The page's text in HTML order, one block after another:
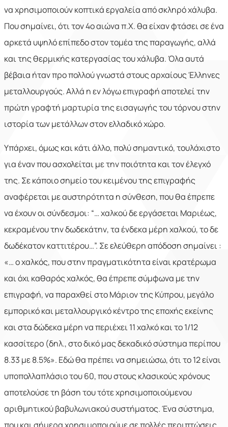
να χρησιμοποιούν κοπτικά εργαλεία από σκληρό χάλυβα.
Που σημαίνει, ότι τον 4ο αιώνα π.Χ. θα είχαν φτάσει σε ένα
αρκετά υψηλό επίπεδο στον τομέα της παραγωγής, αλλά
και της θερμικής κατεργασίας του χάλυβα. Όλα αυτά
βέβαια ήταν προ πολλού γνωστά στους αρχαίους Έλληνες
μεταλλουργούς. Αλλά η εν λόγω επιγραφή αποτελεί την
πρώτη γραφτή μαρτυρία της εισαγωγής του τόρνου στην
ιστορία των μετάλλων στον ελλαδικό χώρο.
Υπάρχει, όμως και κάτι άλλο, πολύ σημαντικό, τουλάχιστο
για έναν που ασχολείται με την ποιότητα και τον έλεγχό
της. Σε κάποιο σημείο του κειμένου της επιγραφής
αναφέρεται με αυστηρότητα η σύνθεση, που θα έπρεπε
να έχουν οι σύνδεσμοι: “… χαλκού δε εργάσεται Μαριέως,
κεκραμένου την δωδεκάτην, τα ένδεκα μέρη χαλκού, το δε
δωδέκατον καττιτέρου…”. Σε ελεύθερη απόδοση σημαίνει :
«… ο χαλκός, που στην πραγματικότητα είναι κρατέρωμα
και όχι καθαρός χαλκός, θα έπρεπε σύμφωνα με την
επιγραφή, να παραχθεί στο Μάριον της Κύπρου, μεγάλο
εμπορικό και μεταλλουργικό κέντρο της εποχής εκείνης
και στα δώδεκα μέρη να περιέχει 11 χαλκό και το 1/12
κασσίτερο (δηλ., στο δικό μας δεκαδικό σύστημα περίπου
8.33 με 8.5%». Εδώ θα πρέπει να σημειώσω, ότι το 12 είναι
υποπολλαπλάσιο του 60, που στους κλασικούς χρόνους
αποτελούσε τη βάση του τότε χρησιμοποιούμενου
αριθμητικού βαβυλωνιακού συστήματος. Ένα σύστημα,
που και σήμερα χρησιμοποιούμε σε πολλές περιπτώσεις,